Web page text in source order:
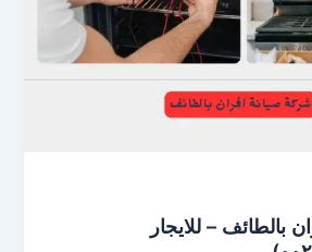
بالطائف – للايجار